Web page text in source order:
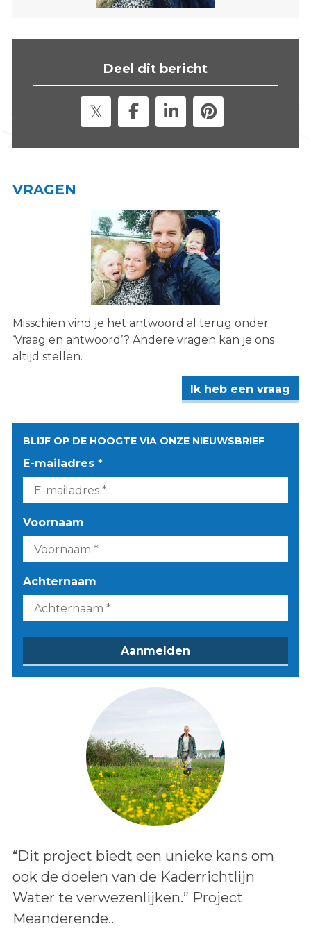
Deel dit bericht
VRAGEN
Misschien vind je het antwoord al terug onder
‘Vraag en antwoord’? Andere vragen kan je ons
altijd stellen.
Ik heb een vraag
BLIJF OP DE HOOGTE VIA ONZE NIEUWSBRIEF
E-mailadres *
Voornaam
Achternaam
Lees het bericht:
“Dit project biedt een unieke kans om
ook de doelen van de Kaderrichtlijn
Water te verwezenlijken.” Project
Meanderende..